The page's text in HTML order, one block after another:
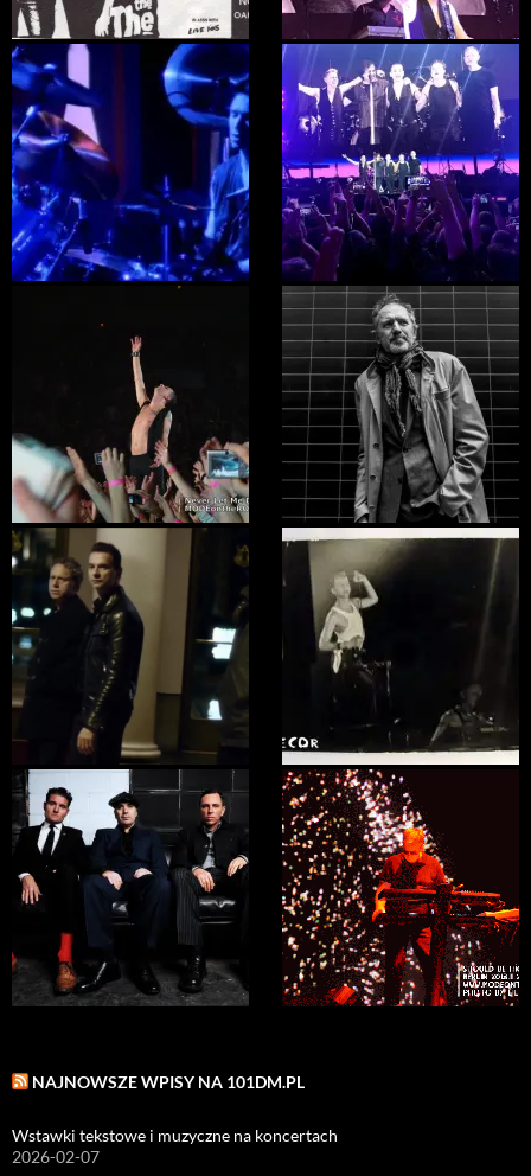
NAJNOWSZE WPISY NA 101DM.PL
Wstawki tekstowe i muzyczne na koncertach
2026-02-07